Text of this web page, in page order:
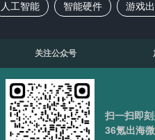
人工智能 智能硬件 游戏
关注公众号
扫一扫即
36氪出海